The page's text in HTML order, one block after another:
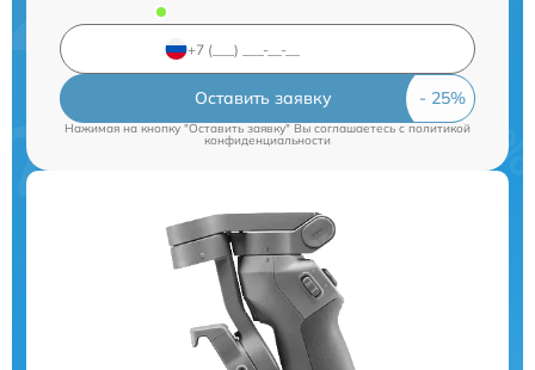
Оставить заявку
Нажимая на кнопку "Оставить заявку" Вы соглашаетесь cполитикой
конфиденциальности